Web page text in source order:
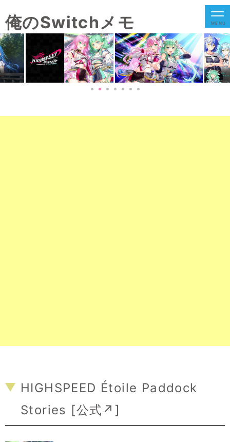
俺のSwitchメモ MENU
HIGHSPEED Étoile Paddock
Stories [公式↗ ]